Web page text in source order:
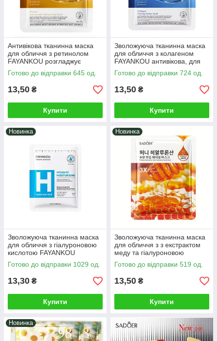
Антивікова тканинна маска
для обличчя з ретинолом
FAYANKOU розгладжує
зморшки, освітлює
пігментацію, відновлює
Готово до відправки 645 од.
13,50 ₴
Купити
Зволожуюча тканинна маска
для обличчя з колагеном
FAYANKOU антивікова, для
зміцнення овалу зрілої,
вікової шкіри 25г
Готово до відправки 724 од.
13,50 ₴
Купити
Новинка
Зволожуюча тканинна маска
для обличчя з гіалуроновою
кислотою FAYANKOU
омолоджуюча, від сухості,
стягнення, зморшок,
Готово до відправки 1029 од.
13,30 ₴
Купити
Новинка
Зволожуюча тканинна маска
для обличчя з з екстрактом
меду та гіалуроновою
кислотою SADOER , для
живлення та омолодження
Готово до відправки 519 од.
13,50 ₴
Купити
Новинка